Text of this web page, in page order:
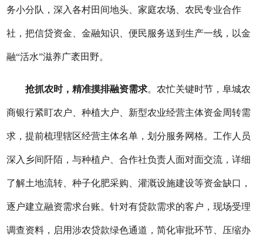
务小分队，深入各村田间地头、家庭农场、农民专业合作
社，把信贷资金、金融知识、便民服务送到生产一线，以金
融“活水”滋养广袤田野。
抢抓农时，精准摸排融资需求。农忙关键时节，阜城农
商银行紧盯农户、种植大户、新型农业经营主体资金周转需
求，提前梳理辖区经营主体名单，划分服务网格。工作人员
深入 乡间阡陌 ，与种植户、合作社负责人面对面交流，详细
了解土地流转、种子化肥采购、灌溉设施建设等资金缺口，
逐户建立融资需求台账。针对有贷款需求的客户，现场受理
调查资料，启用涉农贷款绿色通道，简化审批环节、压缩办